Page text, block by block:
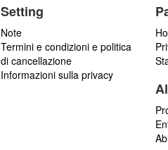
Setting
Note
Termini e condizioni e politica
di cancellazione
Informazioni sulla privacy